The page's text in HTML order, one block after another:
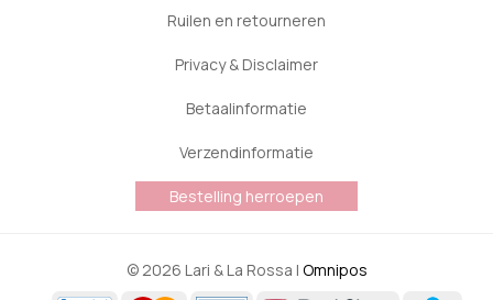
Ruilen en retourneren
Privacy & Disclaimer
Betaalinformatie
Verzendinformatie
Bestelling herroepen
© 2026 Lari & La Rossa | Omnipos